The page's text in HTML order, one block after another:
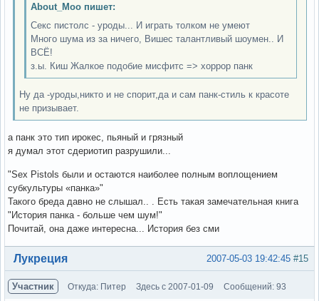
About_Moo пишет:
Секс пистолс - уроды... И играть толком не умеют
Много шума из за ничего, Вишес талантливый шоумен.. И
ВСЁ!
з.ы. Киш Жалкое подобие мисфитс => хоррор панк
Ну да -уроды,никто и не спорит,да и сам панк-стиль к красоте
не призывает.
а панк это тип ирокес, пьяный и грязный
я думал этот сдериотип разрушили...
"Sex Pistols были и остаются наиболее полным воплощением
субкультуры «панка»"
Такого бреда давно не слышал.. . Есть такая замечательная книга
"История панка - больше чем шум!"
Почитай, она даже интересна... История без сми
Вне форума #15
2007-05-03 19:42:45
Лукреция
Участник Откуда: Питер Здесь с 2007-01-09 Сообщений: 93